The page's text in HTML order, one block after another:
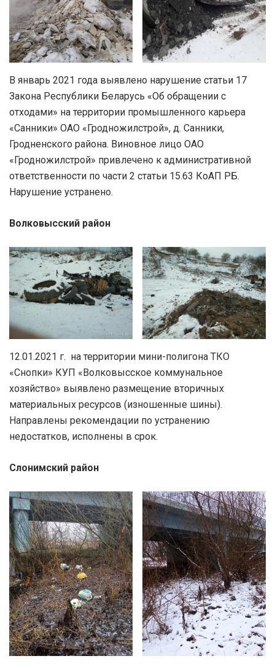
В январь 2021 года выявлено нарушение статьи 17
Закона Республики Беларусь «Об обращении с
отходами» на территории промышленного карьера
«Санники» ОАО «Гродножилстрой», д. Санники,
Гродненского района. Виновное лицо ОАО
«Гродножилстрой» привлечено к административной
ответственности по части 2 статьи 15.63 КоАП РБ.
Нарушение устранено.
Волковысский район
12.01.2021 г. на территории мини-полигона ТКО
«Снопки» КУП «Волковысское коммунальное
хозяйство» выявлено размещение вторичных
материальных ресурсов (изношенные шины).
Направлены рекомендации по устранению
недостатков, исполнены в срок.
Слонимский район